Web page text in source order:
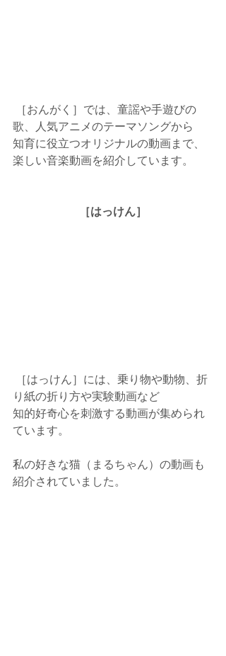
歌、人気アニメのテーマソングから
知育に役立つオリジナルの動画まで、
楽しい音楽動画を紹介しています。
［はっけん］
り紙の折り方や実験動画など
知的好奇心を刺激する動画が集められ
ています。
私の好きな猫（まるちゃん）の動画も
紹介されていました。